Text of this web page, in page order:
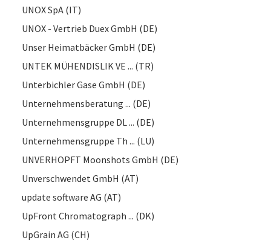
UNOX SpA (IT)
UNOX - Vertrieb Duex GmbH (DE)
Unser Heimatbäcker GmbH (DE)
UNTEK MÜHENDISLIK VE ... (TR)
Unterbichler Gase GmbH (DE)
Unternehmensberatung ... (DE)
Unternehmensgruppe DL ... (DE)
Unternehmensgruppe Th ... (LU)
UNVERHOPFT Moonshots GmbH (DE)
Unverschwendet GmbH (AT)
update software AG (AT)
UpFront Chromatograph ... (DK)
UpGrain AG (CH)